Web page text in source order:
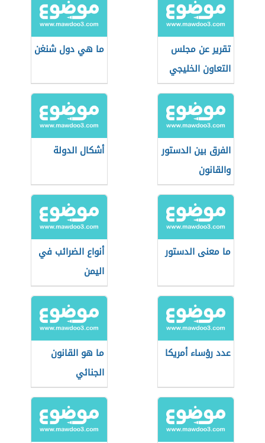
تقرير عن مجلس
التعاون الخليجي
ما هي دول شنغن
الفرق بين الدستور
والقانون
أشكال الدولة
ما معنى الدستور
أنواع الضرائب في
اليمن
عدد رؤساء أمريكا
ما هو القانون
الجنائي